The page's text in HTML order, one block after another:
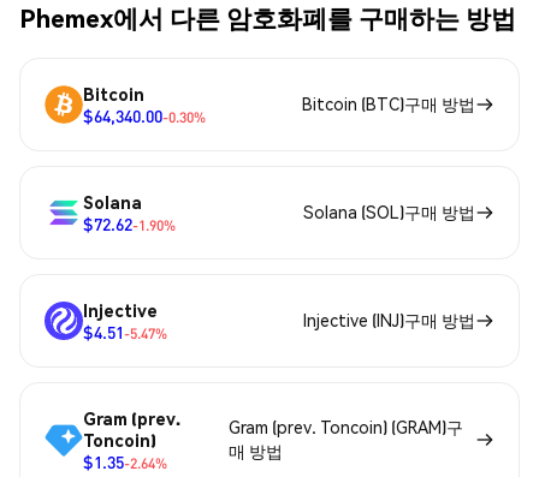
Phemex에서 다른 암호화폐를 구매하는 방법
Bitcoin
$64,340.00-0.30%
Bitcoin (BTC)구매 방법
Solana
$72.62-1.90%
Solana (SOL)구매 방법
Injective
$4.51-5.47%
Injective (INJ)구매 방법
Gram (prev.
Toncoin)
$1.35-2.64%
Gram (prev. Toncoin) (GRAM)구
매 방법